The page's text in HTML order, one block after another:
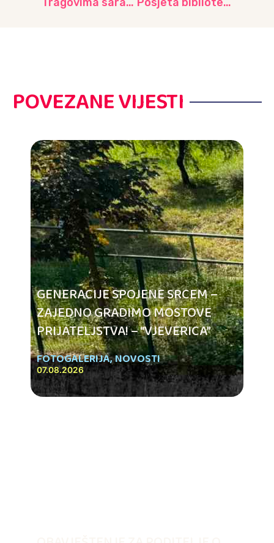
POVEZANE VIJESTI
GENERACIJE SPOJENE SRCEM –
ZAJEDNO GRADIMO MOSTOVE
PRIJATELJSTVA! – “VJEVERICA”
FOTOGALERIJA,NOVOSTI
07.08.2026